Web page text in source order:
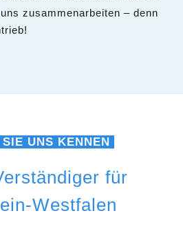
zusammenarbeiten – denn
SIE UNS KENNEN
für
Westfalen